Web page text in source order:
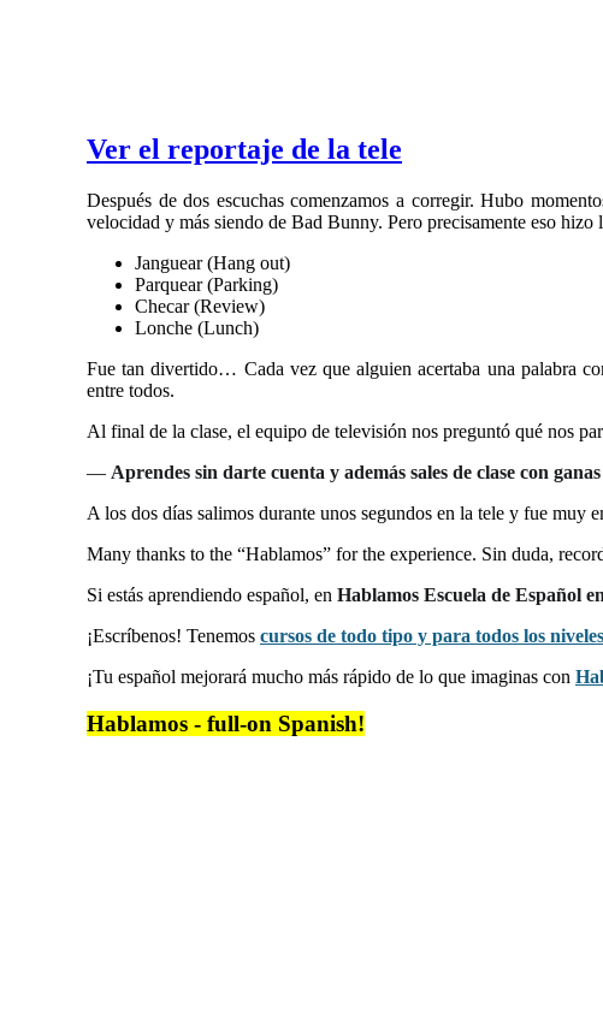
Ver el reportaje de la tele
Después de dos escuchas comenzamos a corregir. Hubo
velocidad y más siendo de Bad Bunny. Pero precisamente eso
Janguear (Hang out)
Parquear (Parking)
Checar (Review)
Lonche (Lunch)
Fue tan divertido… Cada vez que alguien acertaba una palabra
entre todos.
Al final de la clase, el equipo de televisión nos preguntó qué nos
— Aprendes sin darte cuenta y además sales de clase con
A los dos días salimos durante unos segundos en la tele y fue muy
Many thanks to the “Hablamos” for the experience. Sin duda,
Si estás aprendiendo español, en Hablamos Escuela de Español
¡Escríbenos! Tenemos cursos de todo tipo y para todos los
¡Tu español mejorará mucho más rápido de lo que imaginas con
Hablamos - full-on Spanish!